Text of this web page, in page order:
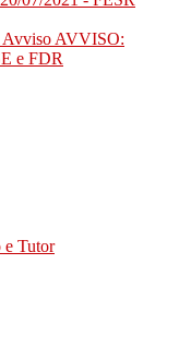
Avviso AVVISO:
e FDR
e Tutor